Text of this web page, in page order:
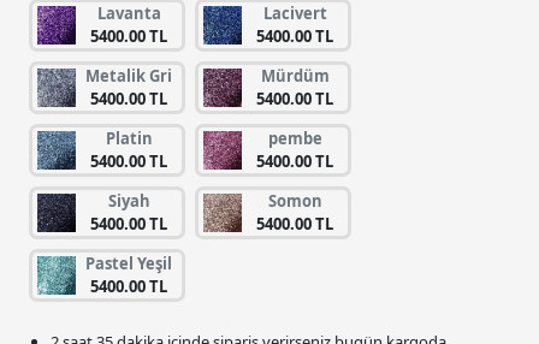
Lavanta
5400.00 TL
Lacivert
5400.00 TL
Metalik Gri
5400.00 TL
Mürdüm
5400.00 TL
Platin
5400.00 TL
pembe
5400.00 TL
Siyah
5400.00 TL
Somon
5400.00 TL
Pastel Yeşil
5400.00 TL